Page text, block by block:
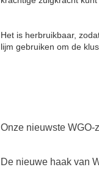
Het is herbruikbaar,
lijm gebruiken om de
Onze nieuwste
De nieuwe haak van